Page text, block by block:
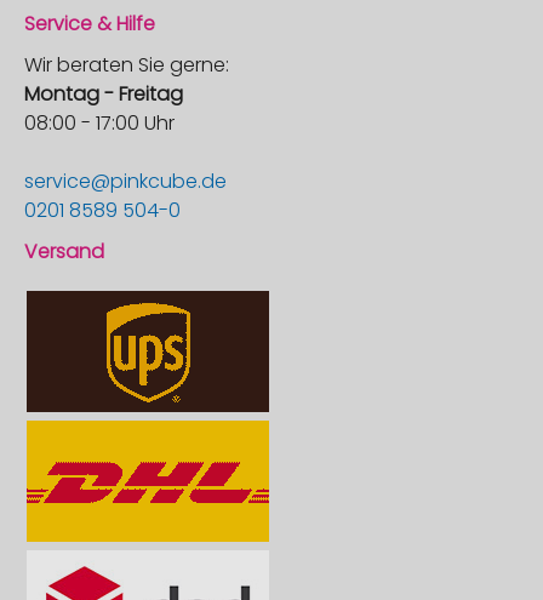
Service & Hilfe
Wir beraten Sie gerne:
Montag - Freitag
08:00 - 17:00 Uhr
service@pinkcube.de
0201 8589 504-0
Versand